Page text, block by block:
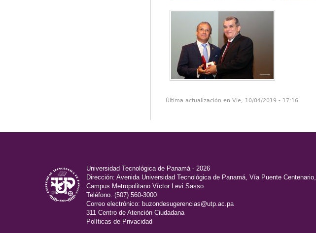
Última actualización en Vie, 10/04/2019 - 17:16
Universidad Tecnológica de Panamá - 2026
Dirección: Avenida Universidad Tecnológica de Panamá, Vía Puente Centenario,
Campus Metropolitano Víctor Levi Sasso.
Teléfono. (507) 560-3000
Correo electrónico: buzondesugerencias@utp.ac.pa
311 Centro de Atención Ciudadana
Políticas de Privacidad